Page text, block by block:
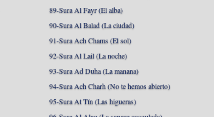
89-Sura Al Fayr (El alba)
90-Sura Al Balad (La ciudad)
91-Sura Ach Chams (El sol)
92-Sura Al Lail (La noche)
93-Sura Ad Duha (La manana)
94-Sura Ach Charh (No te hemos abierto)
95-Sura At Tín (Las higueras)